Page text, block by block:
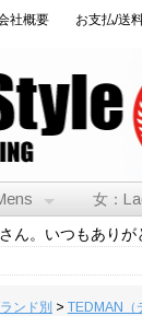
社概要 お支払/送
女：
。いつもありが
ンド別 > TEDMAN（